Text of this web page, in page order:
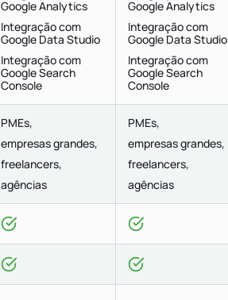
Google Analytics
Integração com
Google Data Studio
Integração com
Google Search
Console
Google Analytics
Integração com
Google Data Studio
Integração com
Google Search
Console
PMEs,
empresas grandes,
freelancers,
agências
PMEs,
empresas grandes,
freelancers,
agências